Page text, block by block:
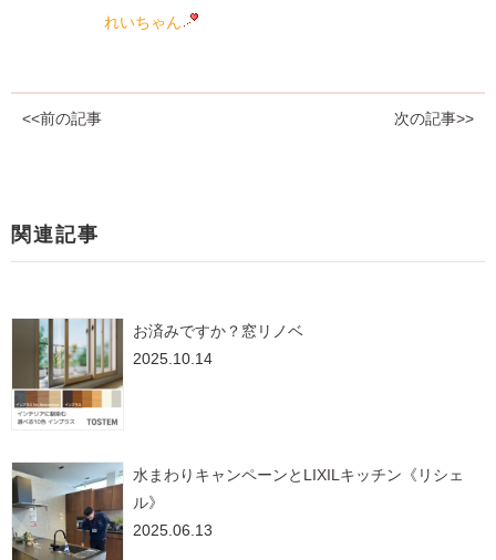
れいちゃん
<<前の記事 次の記事>>
関連記事
お済みですか？窓リノベ
2025.10.14
水まわりキャンペーンとLIXILキッチン《リシェ
ル》
2025.06.13